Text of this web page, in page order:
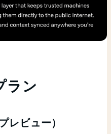
ラン
レビュー）